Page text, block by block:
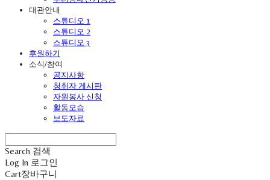
대관안내
스튜디오 1
스튜디오 2
스튜디오 3
후원하기
소식/참여
공지사항
청취자 게시판
자원봉사 신청
활동모습
보도자료
Search 검색
Log In 로그인
Cart장바구니